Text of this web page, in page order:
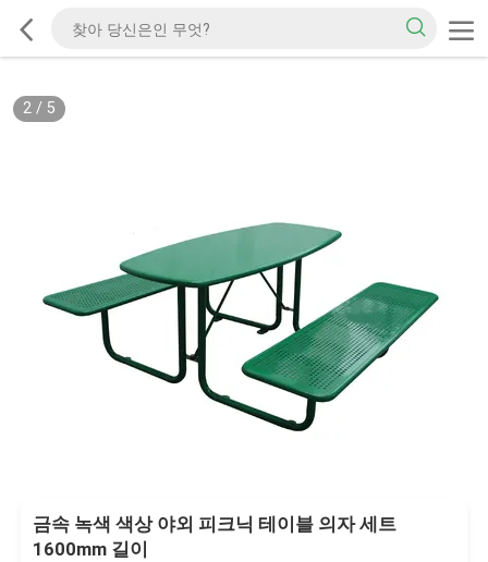
2/ 5
금속 녹색 색상 야외 피크닉 테이블 의자 세트
1600mm 길이